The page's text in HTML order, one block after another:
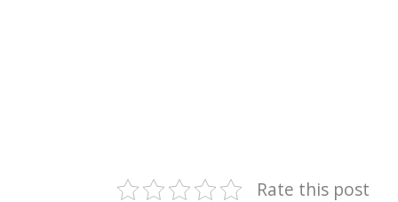
Rate this post